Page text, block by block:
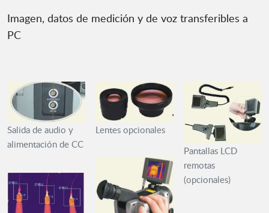
Imagen, datos de medición y de voz transferibles a
PC
Salida de audio y
alimentación de CC
Lentes opcionales
Pantallas LCD
remotas
(opcionales)